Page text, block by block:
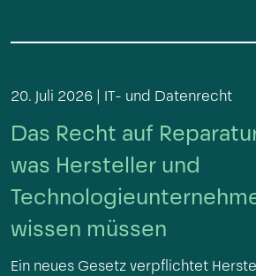
20. Juli 2026 | IT- und Datenrecht
Das Recht auf
was Hersteller und
wissen müssen
Ein neues Gesetz verpflichtet